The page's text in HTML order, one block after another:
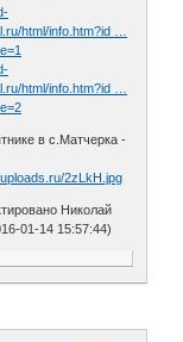
html/info.htm?id …
html/info.htm?id …
в с.Матчерка -
2zLkH.jpg
Николай
01-14 15:57:44)